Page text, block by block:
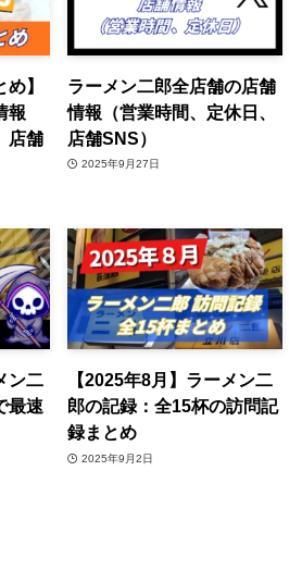
】
報
店舗
ラーメン二郎全店舗の店舗
情報（営業時間、定休日、
店舗SNS）
2025年9月27日
ン二
最速
【2025年8月】ラーメン二
郎の記録：全15杯の訪問記
録まとめ
2025年9月2日